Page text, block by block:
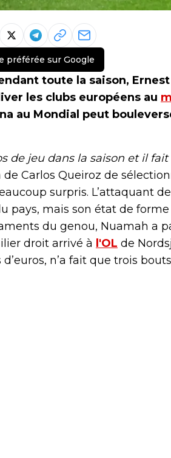
préférée sur Google
toute la saison,
les clubs européens au
au Mondial peut
de jeu dans la saison et il
de Carlos Queiroz de
surpris. L’attaquant
pays, mais son état de
du genou, Nuamah a
droit arrivé à l'OL de
n’a fait que trois